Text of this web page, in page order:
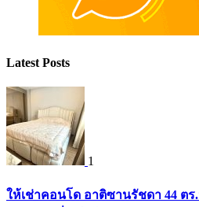
Latest Posts
1
ให้เช่าคอนโด อาติซานรัชดา 44 ตร